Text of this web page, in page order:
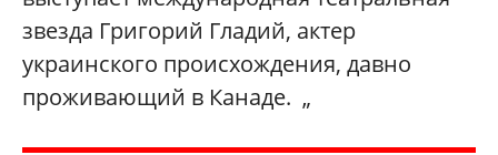
звезда Григорий Гладий, актер
украинского происхождения, давно
проживающий в Канаде. „